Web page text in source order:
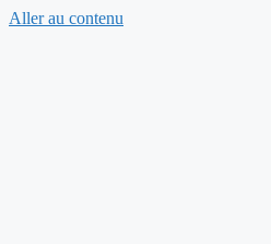
Aller au contenu